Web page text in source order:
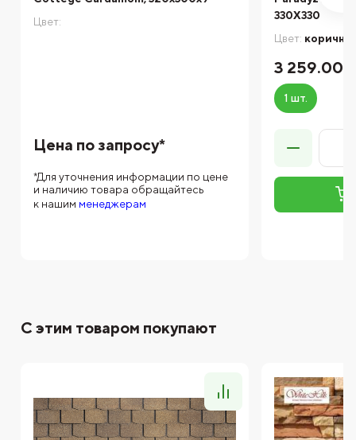
Цвет:
Цена по запросу*
*Для уточнения информации по цене
и наличию товара обращайтесь
к нашим менеджерам
330X330
Цвет:
3 259.00
1 шт.
С этим товаром покупают